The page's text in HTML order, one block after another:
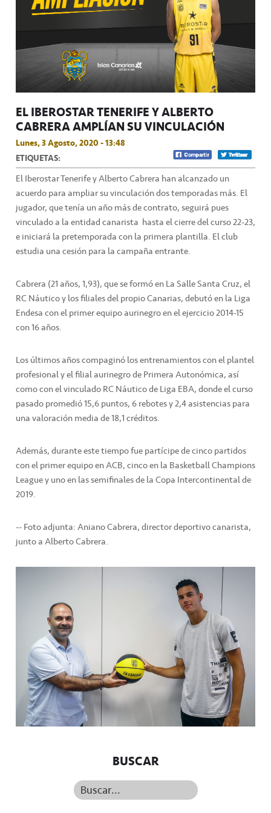
EL IBEROSTAR TENERIFE Y ALBERTO
CABRERA AMPLÍAN SU VINCULACIÓN
Lunes, 3 Agosto, 2020 - 13:48
ETIQUETAS:
El Iberostar Tenerife y Alberto Cabrera han alcanzado un
acuerdo para ampliar su vinculación dos temporadas más. El
jugador, que tenía un año más de contrato, seguirá pues
vinculado a la entidad canarista hasta el cierre del curso 22-23,
e iniciará la pretemporada con la primera plantilla. El club
estudia una cesión para la campaña entrante.
Cabrera (21 años, 1,93), que se formó en La Salle Santa Cruz, el
RC Náutico y los filiales del propio Canarias, debutó en la Liga
Endesa con el primer equipo aurinegro en el ejercicio 2014-15
con 16 años.
Los últimos años compaginó los entrenamientos con el plantel
profesional y el filial aurinegro de Primera Autonómica, así
como con el vinculado RC Náutico de Liga EBA, donde el curso
pasado promedió 15,6 puntos, 6 rebotes y 2,4 asistencias para
una valoración media de 18,1 créditos.
Además, durante este tiempo fue partícipe de cinco partidos
con el primer equipo en ACB, cinco en la Basketball Champions
League y uno en las semifinales de la Copa Intercontinental de
2019.
-- Foto adjunta: Aniano Cabrera, director deportivo canarista,
junto a Alberto Cabrera.
BUSCAR
Buscar...